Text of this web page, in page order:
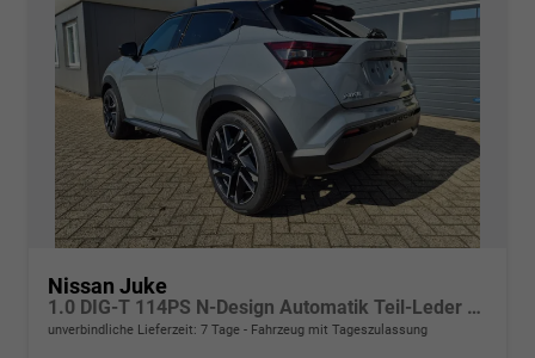
Nissan Juke
1.0 DIG-T 114PS N-Design Automatik Teil-Leder Klimaautomatik Sitzheizung Lenkradheizung PDC v+h Rückf.Kamera Navi 19"LM Bluetooth Touchscreen Apple CarPlay Android Auto
unverbindliche Lieferzeit: 7 Tage Fahrzeug mit Tageszulassung